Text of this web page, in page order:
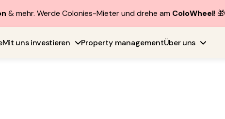
& mehr. Werde Colonies-Mieter und drehe am ColoWheel! 🎁
Mit uns investieren Property managementÜber uns